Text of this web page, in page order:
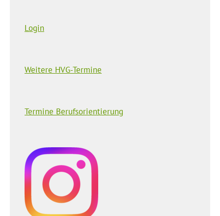
Login
Weitere HVG-Termine
Termine Berufsorientierung